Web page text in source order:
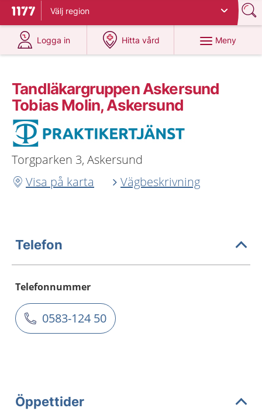
Till startsidan för 1177
Välj region
Logga in
på 1177.se
Hitta vård
på 1177.se
Meny
Tandläkargruppen Askersund
Tobias Molin, Askersund
Torgparken 3, Askersund
Visa på karta
Vägbeskrivning
Telefon
Telefonnummer
0583-124 50
Öppettider